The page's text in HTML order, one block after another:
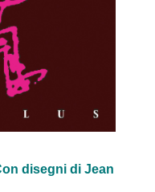
disegni di Jean